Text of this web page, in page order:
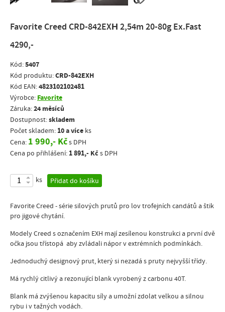
Favorite Creed CRD-842EXН 2,54m 20-80g Ex.Fast
4290,-
Kód:5407
Kód produktu:CRD-842EXH
Kód EAN:4823102102481
Výrobce: Favorite
Záruka:24 měsíců
Dostupnost:skladem
Počet skladem: 10 a více ks
Cena: 1 990,- Kčs DPH
Cena po přihlášení: 1 891,- Kč s DPH
ks Přidat do košíku
Favorite Creed - série silových prutů pro lov trofejních candátů a štik
pro jigové chytání.
Modely Creed s označením EXH mají zesílenou konstrukci a první dvě
očka jsou třístopá aby zvládali nápor v extrémních podmínkách.
Jednoduchý designový prut, který si nezadá s pruty nejvyšší třídy.
Má rychlý citlivý a rezonující blank vyrobený z carbonu 40T.
Blank má zvýšenou kapacitu síly a umožní zdolat velkou a silnou
rybu i v tažných vodách.